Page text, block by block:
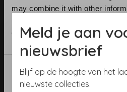
may combine it with other
of their services.
Consent
Selection
Necessary
Telefoon:
+31 (0)23 531 90 08
E-mail:info@demooistemuren.nl
Adres: Zijlstraat 83, Haarlem
Meld je aan
nieuwsbrief
Blijf op de hoogte van het
nieuwste collecties.